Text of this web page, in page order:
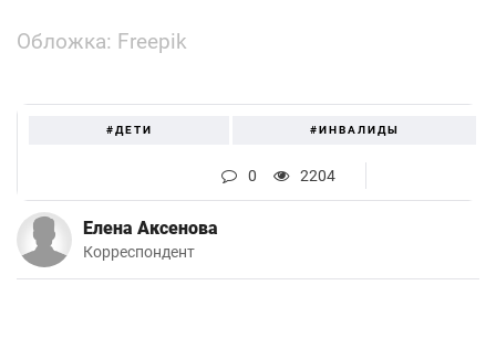
Обложка: Freepik
#ДЕТИ #ИНВАЛИДЫ
0 2204
Елена Аксенова
Корреспондент